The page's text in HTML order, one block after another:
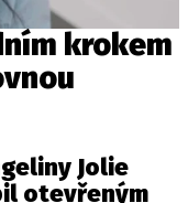
krokem
Jolie
otevřeným